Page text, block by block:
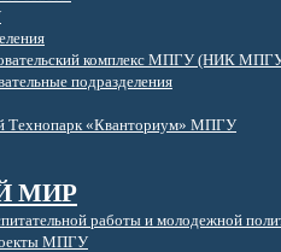
комплекс МПГУ (НИК
подразделения
Технопарк «Кванториум» МПГУ
МИР
работы и молодежной
МПГУ